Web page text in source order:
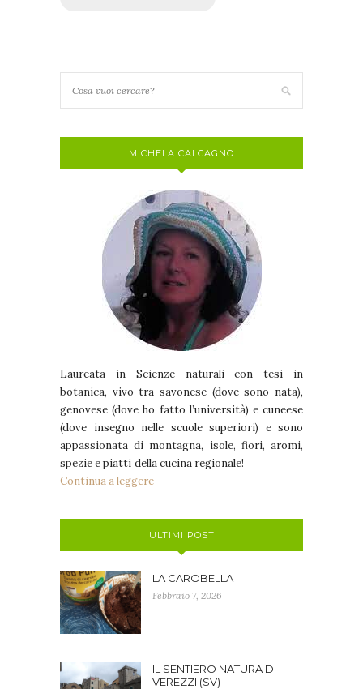
MICHELA CALCAGNO
Laureata in Scienze naturali con tesi in
botanica, vivo tra savonese (dove sono nata),
genovese (dove ho fatto l’università) e cuneese
(dove insegno nelle scuole superiori) e sono
appassionata di montagna, isole, fiori, aromi,
spezie e piatti della cucina regionale!
Continua a leggere
ULTIMI POST
LA CAROBELLA
Febbraio 7, 2026
IL SENTIERO NATURA DI
VEREZZI (SV)